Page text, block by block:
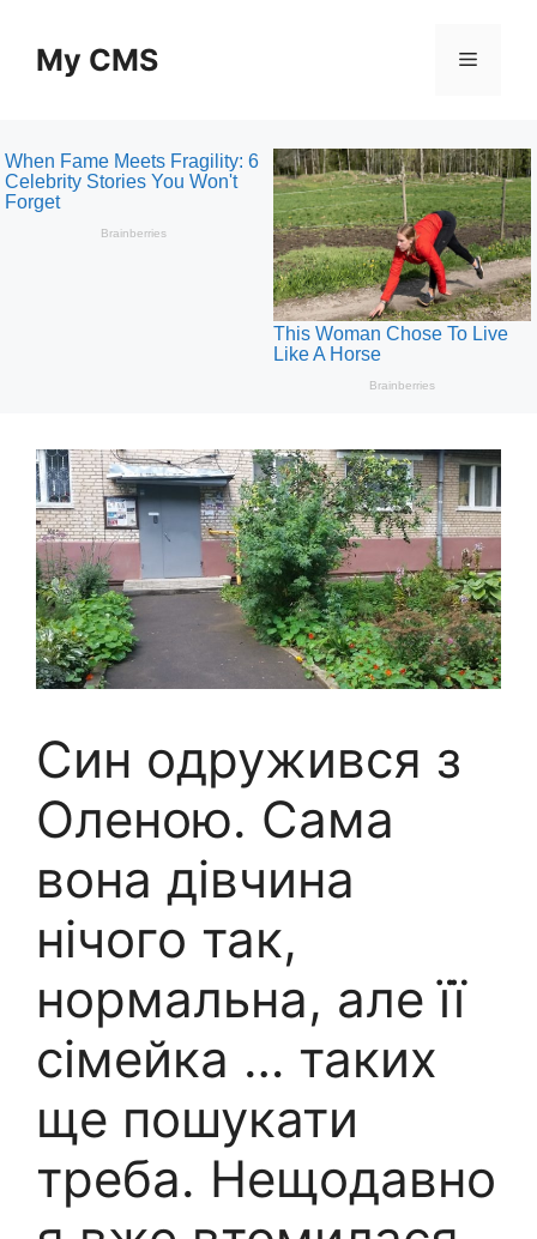
contentMy CMS Menu
Син одружився з
Оленою. Сама
вона дівчина
нічого так,
нормальна, але її
сімейка … таких
ще пошукати
треба. Нещодавно